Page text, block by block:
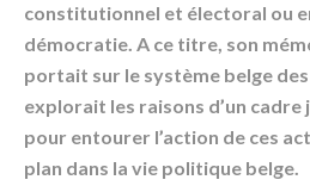
constitutionnel et électoral ou
démocratie. A ce titre, son
portait sur le système belge
explorait les raisons d’un
pour entourer l’action de ces
plan dans la vie politique belge.